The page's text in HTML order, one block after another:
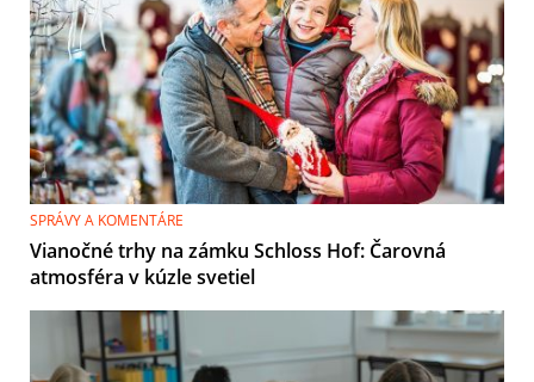
SPRÁVY A KOMENTÁRE
Vianočné trhy na zámku Schloss Hof: Čarovná
atmosféra v kúzle svetiel